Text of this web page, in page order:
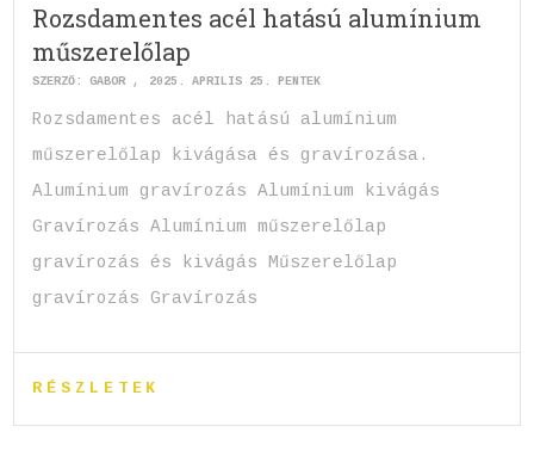
Rozsdamentes acél hatású alumínium
műszerelőlap
SZERZŐ:GABOR 2025. ÁPRILIS 25. PÉNTEK
Rozsdamentes acél hatású alumínium
műszerelőlap kivágása és gravírozása.
Alumínium gravírozás Alumínium kivágás
Gravírozás Alumínium műszerelőlap
gravírozás és kivágás Műszerelőlap
gravírozás Gravírozás
RÉSZLETEK